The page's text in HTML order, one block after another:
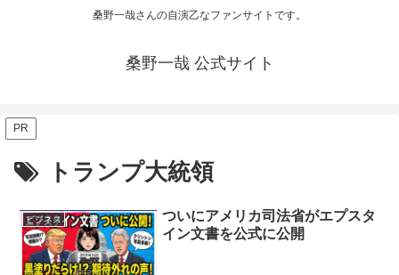
桑野一哉さんの自演乙なファンサイトです。
桑野一哉 公式サイト
PR
トランプ大統領
ビジネス
ついにアメリカ司法省がエプスタ
イン文書を公式に公開